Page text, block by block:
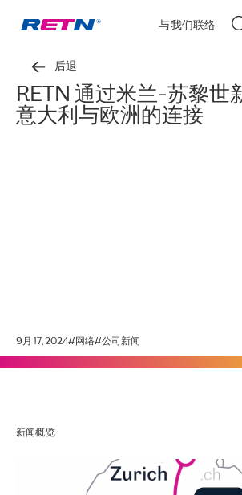
与我们联络
后退
RETN 通过米兰-苏黎世
意大利与欧洲的连接
9月 17, 2024#网络#公司新闻
新闻概览